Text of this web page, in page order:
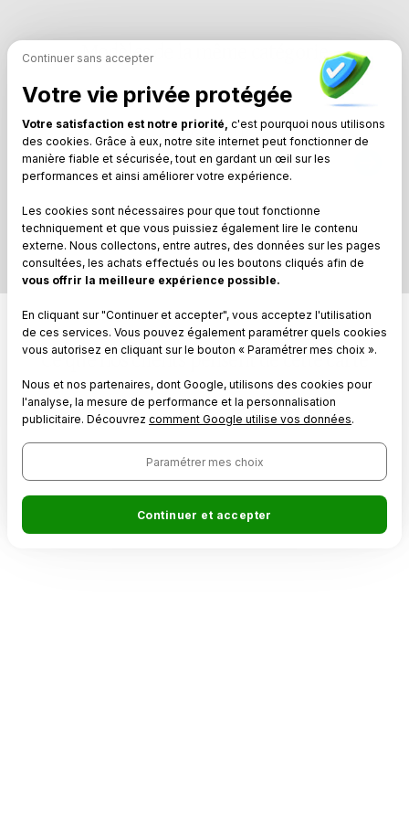
Modèles de la même catégorie
Grosses fleurs
Ce que nos clients pensent de cette carte
Continuer sans accepter
Votre vie privée protégée
Votre satisfaction est notre priorité, c'est pourquoi nous utilisons
des cookies. Grâce à eux, notre site internet peut fonctionner de
manière fiable et sécurisée, tout en gardant un œil sur les
performances et ainsi améliorer votre expérience.
Les cookies sont nécessaires pour que tout fonctionne
techniquement et que vous puissiez également lire le contenu
externe. Nous collectons, entre autres, des données sur les pages
consultées, les achats effectués ou les boutons cliqués afin de
vous offrir la meilleure expérience possible.
En cliquant sur "Continuer et accepter", vous acceptez l'utilisation
de ces services. Vous pouvez également paramétrer quels cookies
vous autorisez en cliquant sur le bouton « Paramétrer mes choix ».
Nous et nos partenaires, dont Google, utilisons des cookies pour
l'analyse, la mesure de performance et la personnalisation
publicitaire. Découvrez comment Google utilise vos données.
Paramétrer mes choix
Continuer et accepter